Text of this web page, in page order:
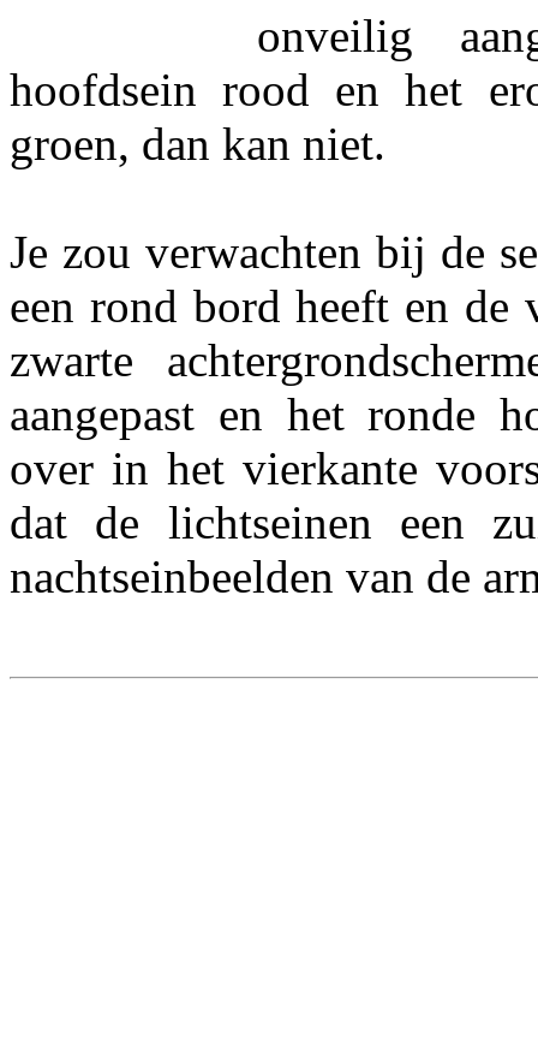
onveilig
hoofdsein rood en het
groen, dan kan niet.
Je zou verwachten bij de
een rond bord heeft en de
zwarte
aangepast en het ronde
over in het vierkante
dat de lichtseinen een
nachtseinbeelden van de